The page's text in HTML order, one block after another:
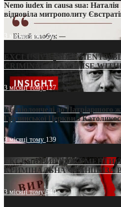
Nemo iudex in causa sua:
відповіла митрополиту
3 місяці тому213
EXCLUSIVE (DOCUMENTS)/
CRIMINAL FRANCHISE
3 місяці тому127
Від віолончелі до
Грузинської Церкви з
3 місяці тому 139
ЕКСКЛЮЗИВ (ДОКУМЕНТИ)/
КРИМІНАЛЬНА ФРАНШИЗА
3 місяці тому540